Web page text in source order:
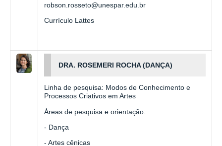
robson.rosseto@unespar.edu.br
Currículo Lattes
DRA. ROSEMERI ROCHA (DANÇA)
Linha de pesquisa: Modos de Conhecimento e
Processos Criativos em Artes
Áreas de pesquisa e orientação:
- Dança
- Artes cênicas